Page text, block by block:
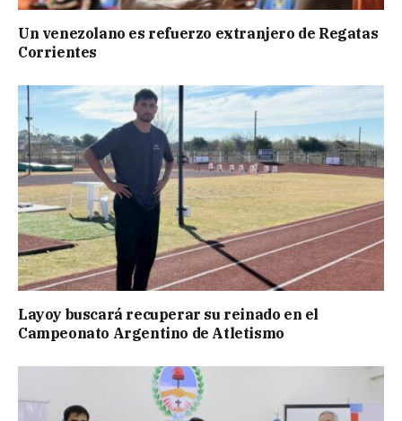
Un venezolano es refuerzo extranjero de Regatas
Corrientes
Layoy buscará recuperar su reinado en el
Campeonato Argentino de Atletismo